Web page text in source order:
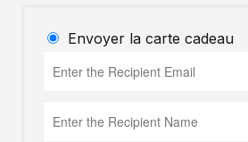
Envoyer la carte cadeau